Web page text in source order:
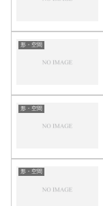
形・空間
形・空間
形・空間